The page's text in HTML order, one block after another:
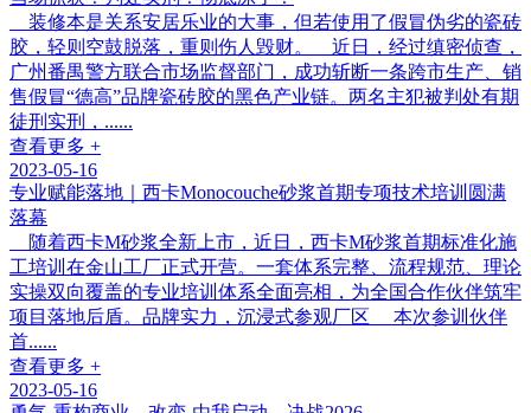
装修本是关系安居乐业的大事，但若使用了假冒伪劣的瓷砖
胶，轻则空鼓脱落，重则伤人毁财。 近日，经过缜密侦查，
广州番禺警方联合市场监督部门，成功斩断一条跨市生产、销
售假冒“德高”品牌瓷砖胶的黑色产业链。两名主犯被判处有期
徒刑实刑，......
查看更多 +
2023-05-16
专业赋能落地｜西卡Monocouche砂浆首期专项技术培训圆满
落幕
随着西卡M砂浆全新上市，近日，西卡M砂浆首期标准化施
工培训在金山工厂正式开营。一套体系完整、流程规范、理论
实操双向覆盖的专业培训体系全面亮相，为全国合作伙伴筑牢
项目落地后盾。品牌实力，沉浸式参观厂区 本次参训伙伴
首......
查看更多 +
2023-05-16